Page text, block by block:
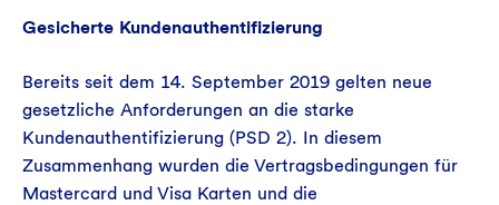
Gesicherte Kundenauthentifizierung
Bereits seit dem 14. September 2019 gelten neue
gesetzliche Anforderungen an die starke
Kundenauthentifizierung (PSD 2). In diesem
Zusammenhang wurden die Vertragsbedingungen für
Mastercard und Visa Karten und die